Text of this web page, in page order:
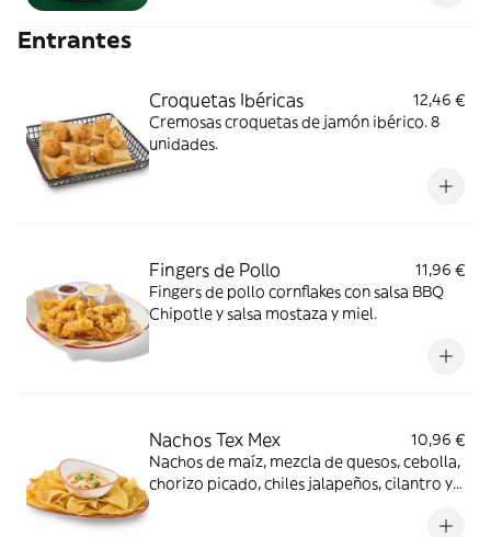
Entrantes
Croquetas Ibéricas
12,46 €
Cremosas croquetas de jamón ibérico. 8
unidades.
Fingers de Pollo
11,96 €
Fingers de pollo cornflakes con salsa BBQ
Chipotle y salsa mostaza y miel.
Nachos Tex Mex
10,96 €
Nachos de maíz, mezcla de quesos, cebolla,
chorizo picado, chiles jalapeños, cilantro y